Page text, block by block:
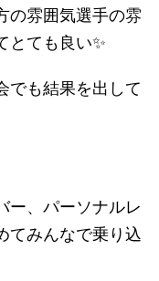
の雰囲気選手の雰
とても良い✨
でも結果を出して
ー、パーソナルレ
てみんなで乗り込